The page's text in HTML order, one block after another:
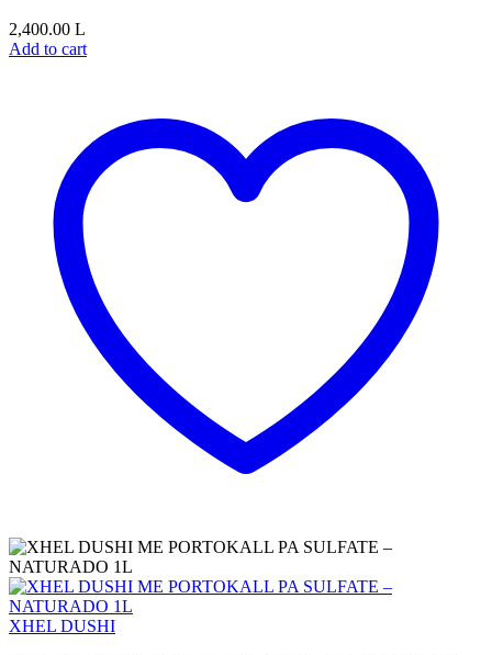
2,400.00 L
Add to cart
XHEL DUSHI